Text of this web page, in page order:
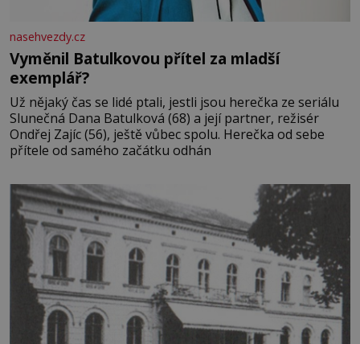
nasehvezdy.cz
Vyměnil Batulkovou přítel za mladší
exemplář?
Už nějaký čas se lidé ptali, jestli jsou herečka ze seriálu
Slunečná Dana Batulková (68) a její partner, režisér
Ondřej Zajíc (56), ještě vůbec spolu. Herečka od sebe
přítele od samého začátku odhán